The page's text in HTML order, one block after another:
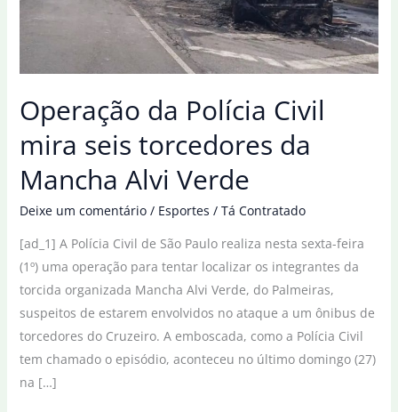
Operação da Polícia Civil
mira seis torcedores da
Mancha Alvi Verde
Deixe um comentário / Esportes / Tá Contratado
[ad_1] A Polícia Civil de São Paulo realiza nesta sexta-feira
(1º) uma operação para tentar localizar os integrantes da
torcida organizada Mancha Alvi Verde, do Palmeiras,
suspeitos de estarem envolvidos no ataque a um ônibus de
torcedores do Cruzeiro. A emboscada, como a Polícia Civil
tem chamado o episódio, aconteceu no último domingo (27)
na […]